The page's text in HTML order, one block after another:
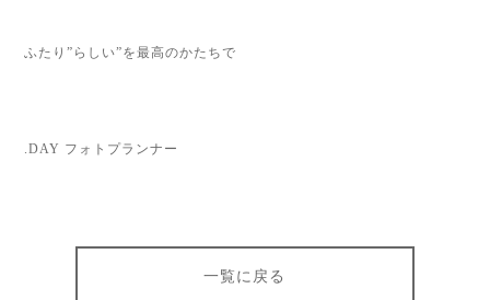
ふたり”らしい”を最高のかたちで
.DAY フォトプランナー
一覧に戻る